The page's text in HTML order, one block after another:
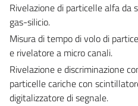
Rivelazione di particelle alfa da
gas-silicio.
Misura di tempo di volo di
e rivelatore a micro canali.
Rivelazione e discriminazione
particelle cariche con
digitalizzatore di segnale.